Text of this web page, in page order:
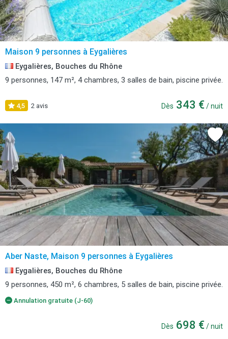
Maison 9 personnes à Eygalières
Eygalières, Bouches du Rhône
9 personnes, 147 m², 4 chambres, 3 salles de bain, piscine privée.
4,5 2 avis Dès 343 € / nuit
Aber Naste, Maison 9 personnes à Eygalières
Eygalières, Bouches du Rhône
9 personnes, 450 m², 6 chambres, 5 salles de bain, piscine privée.
Annulation gratuite (J-60)
Dès 698 € / nuit